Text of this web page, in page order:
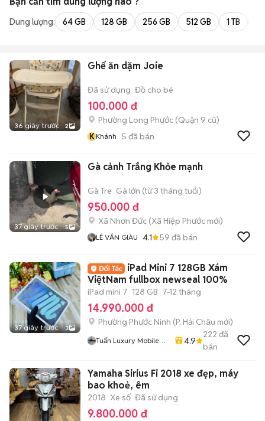
Dung lượng: 64 GB 128 GB 256 GB 512 GB 1 TB
36 giây trước 2
Ghế ăn dặm Joie
Đã sử dụng Đồ cho bé
100.000 đ
Phường Long Phước (Quận 9 cũ)
KKhánh 5 đã bán
37 giây trước 5
Gà cảnh Trắng Khỏe mạnh
Gà Tre Gà lớn (từ 3 tháng tuổi)
950.000 đ
Xã Nhơn Đức (Xã Hiệp Phước mới)
LÊ VĂN GIÀU 4.1 59 đã bán
37 giây trước 3
iPad Mini 7 128GB Xám
ViệtNam fullbox newseal 100%
iPad mini 7 128 GB 7-12 tháng
14.990.000 đ
Phường Phước Ninh (P. Hải Châu mới)
Tuấn Luxury Mobile
4.9
222 đã
bán
Yamaha Sirius Fi 2018 xe đẹp, máy
bao khoẻ, êm
2018 Xe số Đã sử dụng
9.800.000 đ